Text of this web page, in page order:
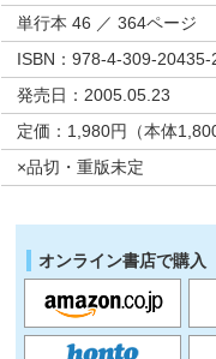
単行本 46 ／ 364ページ
ISBN：978-4-309-
発売日：2005.05.23
定価：1,980円（本体
×品切・重版未定
オンライン書店で購入